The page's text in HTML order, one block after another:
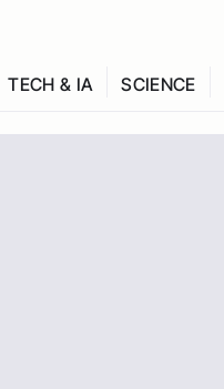
TECH & IA SCIENCE